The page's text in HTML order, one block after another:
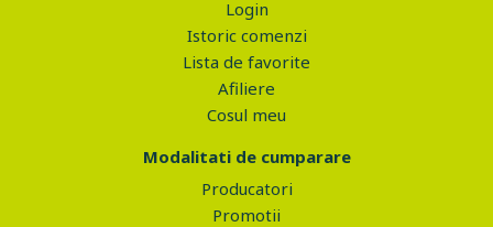
Login
Istoric comenzi
Lista de favorite
Afiliere
Cosul meu
Modalitati de cumparare
Producatori
Promotii